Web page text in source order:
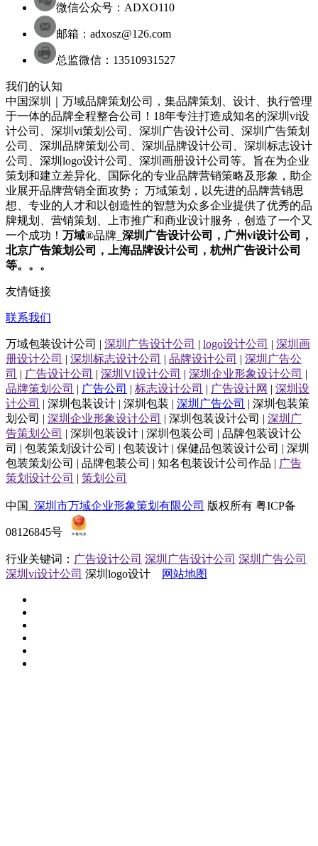
微信公众号：ADXO110
邮箱：adxosz@126.com
总监微信：13510931527
我们的认知
中国深圳｜万域品牌策划公司，集品牌策划、设计、执行管理
于一体的品牌全程整合公司！18年专注打造成知名的深圳 vi设
计公司 深圳 vi策划 公司 深圳 广告设计公司 深圳 广告策划
公司
深圳 品牌策划 公司 深圳 品牌设计公司 深圳 标志设计
公司
深圳 logo设计公司 深圳 画册设计公司 等。旨在为企业
策划和建立差异化、国际化的专业品牌营销策略及形象，助企
业展开品牌营销全面攻势； 万域策划，以先进的品牌营销思
想、专业的人才和以创造性的智慧为众多企业提供了优秀的品
牌规划、营销策划、上市推广和商业设计服务， 创造了一个又
一个成功！ 万域®品牌_ 深圳 广告设计公司 ，广州vi设计公司
，
北京广告策划公司 ，上海品牌设计公司 ，杭州 广告设计公司
等。。。
友情链接
联系我们
万域包装设计公司 | 深圳广告设计公司 | logo设计公司 | 深圳画
册设计公司 | 深圳标志设计公司 | 品牌设计公司 | 深圳广告公
司 | 广告设计公司 | 深圳VI设计公司 | 深圳企业形象设计公司 |
品牌策划公司 | 广告公司 | 标志设计公司 | 广告设计网 | 深圳设
计公司 | 深圳包装设计 | 深圳包装 | 深圳广告公司 | 深圳包装策
划公司 | 深圳企业形象设计公司 | 深圳包装设计公司 | 深圳广
告策划公司 | 深圳包装设计 | 深圳包装公司 | 品牌包装设计公
司 | 包装策划设计公司 | 包装设计 | 保健品包装设计公司 | 深圳
包装策划公司 | 品牌包装公司 | 知名包装设计公司作品 | 广告
策划设计公司 | 策划公司
中国_ 深圳市万域企业形象策划有限公司 版权所有 粤ICP备
08126845号
行业关键词： 广告设计公司 深圳广告设计公司 深圳广告公司
深圳vi设计公司 深圳logo设计 网站地图